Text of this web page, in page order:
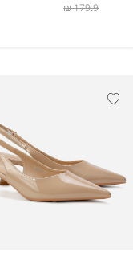
179.9 ₪